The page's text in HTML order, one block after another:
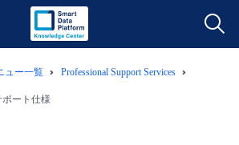
ュー一覧 Professional Support Services
ート仕様